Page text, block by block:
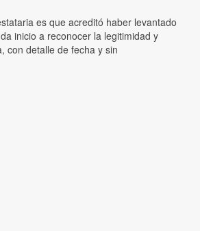
es que acreditó haber levantado
inicio a reconocer la legitimidad y
con detalle de fecha y sin